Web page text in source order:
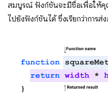
สมบูรณ์ ฟังก์ชันจะมีชื่อเพื่อให้คุ
ไปยังฟังก์ชันได้ ซึ่งเรียกว่าการส่